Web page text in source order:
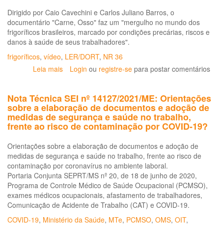
Dirigido por Caio Cavechini e Carlos Juliano Barros, o
documentário "Carne, Osso" faz um "mergulho no mundo dos
frigoríficos brasileiros, marcado por condições precárias, riscos e
danos à saúde de seus trabalhadores".
frigoríficos, vídeo, LER/DORT, NR 36
Leia mais sobre
documentário
sobre
trabalho
em
Login ou registre-se para postar comentários
Nota Técnica SEI nº 14127/2021/ME: Orientações
sobre a elaboração de documentos e adoção de
medidas de segurança e saúde no trabalho,
frente ao risco de contaminação por COVID-19?
Orientações sobre a elaboração de documentos e adoção de
medidas de segurança e saúde no trabalho, frente ao risco de
contaminação por coronavírus no ambiente laboral.
Portaria Conjunta SEPRT/MS nº 20, de 18 de junho de 2020,
Programa de Controle Médico de Saúde Ocupacional (PCMSO),
exames médicos ocupacionais, afastamento de trabalhadores,
Comunicação de Acidente de Trabalho (CAT) e COVID-19.
COVID-19, Ministério da Saúde, MTe, PCMSO, OMS, OIT,